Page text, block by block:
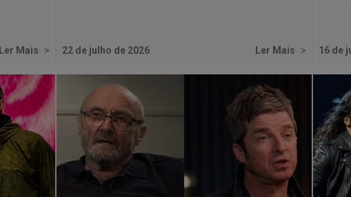
Ler Mais > 22 de julho de 2026 Ler Mais > 16 de